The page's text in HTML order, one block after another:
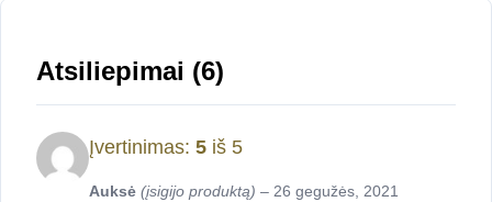
Atsiliepimai (6)
Įvertinimas: 5 iš 5
Auksė (įsigijo produktą) – 26 gegužės, 2021